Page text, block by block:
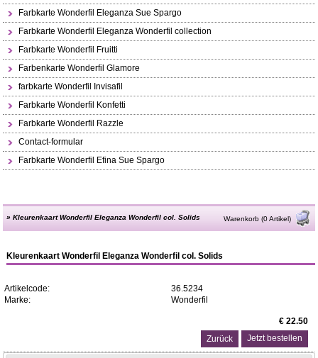
Farbkarte Wonderfil Eleganza Sue Spargo
Farbkarte Wonderfil Eleganza Wonderfil collection
Farbkarte Wonderfil Fruitti
Farbenkarte Wonderfil Glamore
farbkarte Wonderfil Invisafil
Farbkarte Wonderfil Konfetti
Farbkarte Wonderfil Razzle
Contact-formular
Farbkarte Wonderfil Efina Sue Spargo
»Kleurenkaart Wonderfil Eleganza Wonderfil col. Solids Warenkorb (0 Artikel)
Kleurenkaart Wonderfil Eleganza Wonderfil col. Solids
Artikelcode:
36.5234
Marke:
Wonderfil
€ 22.50
Zurück